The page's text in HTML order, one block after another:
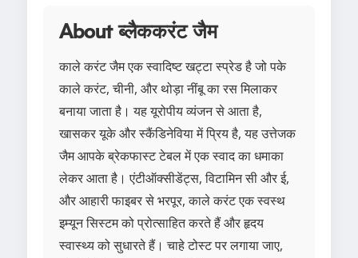
About ब्लैककरंट जैम
काले करंट जैम एक स्वादिष्ट खट्टा स्प्रेड है जो पके
काले करंट, चीनी, और थोड़ा नींबू का रस मिलाकर
बनाया जाता है। यह यूरोपीय व्यंजन से आता है,
खासकर यूके और स्कैंडिनेविया में प्रिय है, यह उत्तेजक
जैम आपके ब्रेकफास्ट टेबल में एक स्वाद का धमाका
लेकर आता है। एंटीऑक्सीडेंट्स, विटामिन सी और ई,
और आहारी फाइबर से भरपूर, काले करंट एक स्वस्थ
इम्यून सिस्टम को प्रोत्साहित करते हैं और हृदय
स्वास्थ्य को सुधारते हैं। चाहे टोस्ट पर लगाया जाए,